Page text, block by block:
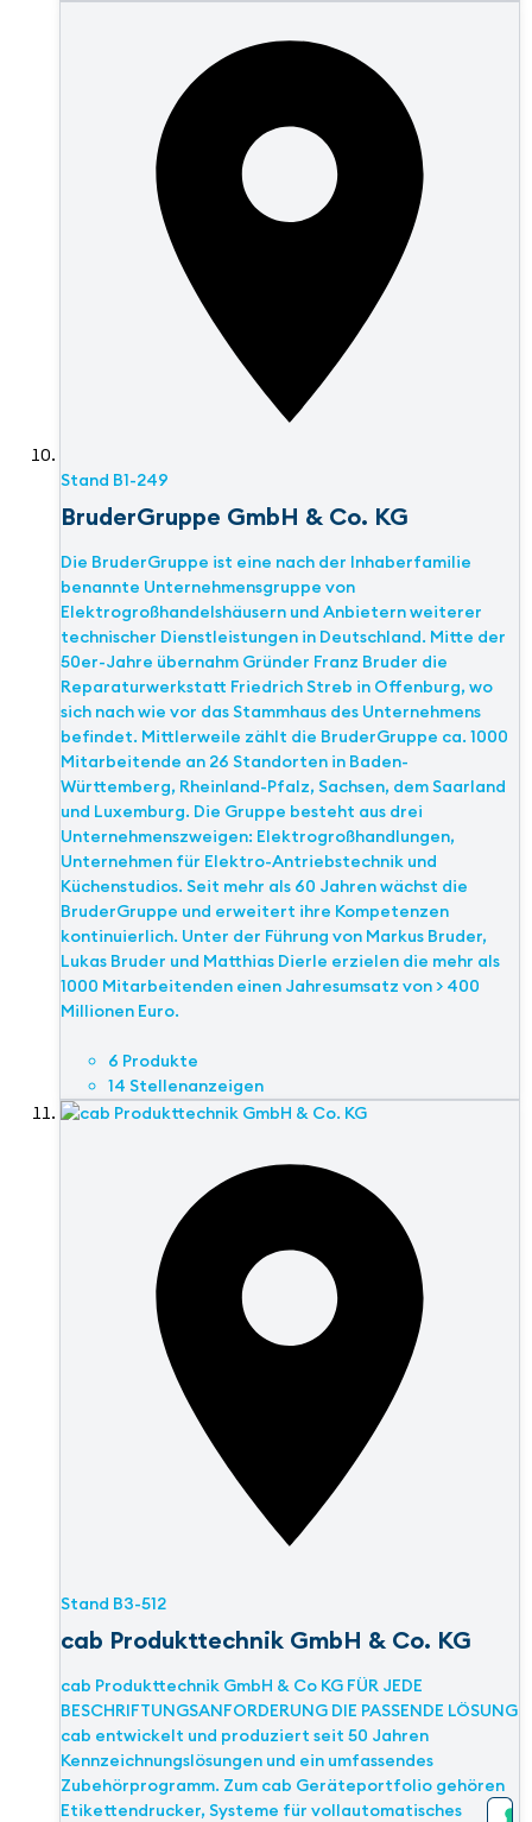
Stand B1-249
BruderGruppe GmbH & Co. KG
Die BruderGruppe ist eine nach der Inhaberfamilie
benannte Unternehmensgruppe von
Elektrogroßhandelshäusern und Anbietern weiterer
technischer Dienstleistungen in Deutschland. Mitte der
50er-Jahre übernahm Gründer Franz Bruder die
Reparaturwerkstatt Friedrich Streb in Offenburg, wo
sich nach wie vor das Stammhaus des Unternehmens
befindet. Mittlerweile zählt die BruderGruppe ca. 1000
Mitarbeitende an 26 Standorten in Baden-
Württemberg, Rheinland-Pfalz, Sachsen, dem Saarland
und Luxemburg. Die Gruppe besteht aus drei
Unternehmenszweigen: Elektrogroßhandlungen,
Unternehmen für Elektro-Antriebstechnik und
Küchenstudios. Seit mehr als 60 Jahren wächst die
BruderGruppe und erweitert ihre Kompetenzen
kontinuierlich. Unter der Führung von Markus Bruder,
Lukas Bruder und Matthias Dierle erzielen die mehr als
1000 Mitarbeitenden einen Jahresumsatz von > 400
Millionen Euro.
6 Produkte
14 Stellenanzeigen
Stand B3-512
cab Produkttechnik GmbH & Co. KG
cab Produkttechnik GmbH & Co KG FÜR JEDE
BESCHRIFTUNGSANFORDERUNG DIE PASSENDE LÖSUNG
cab entwickelt und produziert seit 50 Jahren
Kennzeichnungslösungen und ein umfassendes
Zubehörprogramm. Zum cab Geräteportfolio gehören
Etikettendrucker, Systeme für vollautomatisches